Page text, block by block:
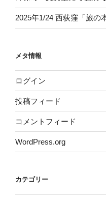
2025年1/24 西荻窪「旅の
メタ情報
ログイン
投稿フィード
コメントフィード
WordPress.org
カテゴリー